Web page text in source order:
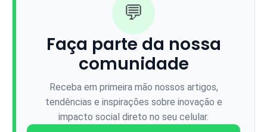
💬
Faça parte da nossa
comunidade
Receba em primeira mão nossos artigos,
tendências e inspirações sobre inovação e
impacto social direto no seu celular.